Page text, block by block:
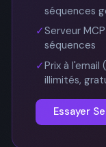
séquences
✓Serveur
séquences
✓Prix à
illimités,
Essayer